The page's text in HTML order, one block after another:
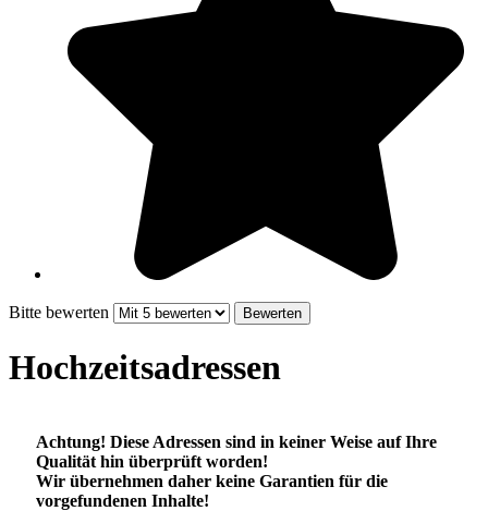
Bitte bewerten
Hochzeitsadressen
Achtung! Diese Adressen sind in keiner Weise auf Ihre
Qualität hin überprüft worden!
Wir übernehmen daher keine Garantien für die
vorgefundenen Inhalte!